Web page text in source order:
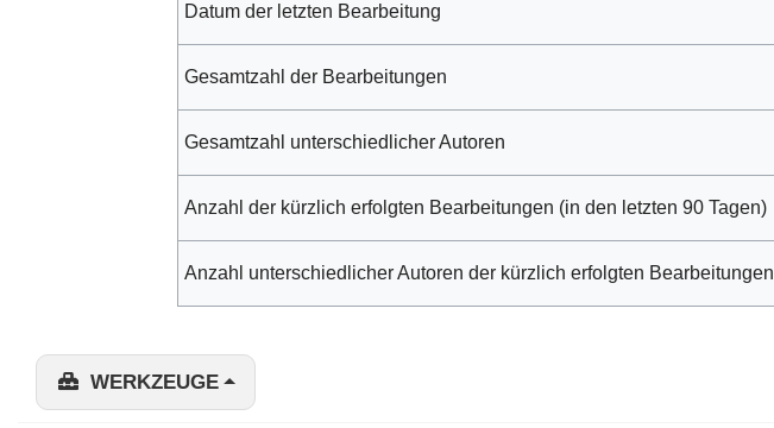
Datum der letzten Bearbeitung
Gesamtzahl der Bearbeitungen
Gesamtzahl unterschiedlicher Autoren
Anzahl der kürzlich erfolgten Bearbeitungen (in den letzten 90 Tagen)
Anzahl unterschiedlicher Autoren der kürzlich erfolgten Bearbeitungen
WERKZEUGE